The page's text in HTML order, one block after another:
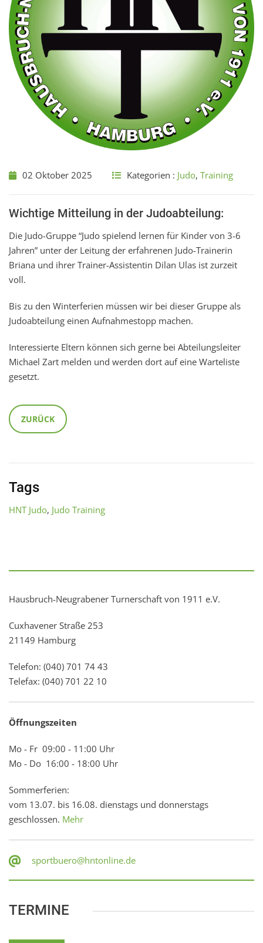
02 Oktober 2025 Kategorien : Judo, Training
Wichtige Mitteilung in der Judoabteilung:
Die Judo-Gruppe “Judo spielend lernen für Kinder von 3-6
Jahren” unter der Leitung der erfahrenen Judo-Trainerin
Briana und ihrer Trainer-Assistentin Dilan Ulas ist zurzeit
voll.
Bis zu den Winterferien müssen wir bei dieser Gruppe als
Judoabteilung einen Aufnahmestopp machen.
Interessierte Eltern können sich gerne bei Abteilungsleiter
Michael Zart melden und werden dort auf eine Warteliste
gesetzt.
ZURÜCK
Tags
HNT Judo, Judo Training
Hausbruch-Neugrabener Turnerschaft von 1911 e.V.
Cuxhavener Straße 253
21149 Hamburg
Telefon: (040) 701 74 43
Telefax: (040) 701 22 10
Öffnungszeiten
Mo - Fr 09:00 - 11:00 Uhr
Mo - Do 16:00 - 18:00 Uhr
Sommerferien:
vom 13.07. bis 16.08. dienstags und donnerstags
geschlossen. Mehr
sportbuero@hntonline.de
TERMINE